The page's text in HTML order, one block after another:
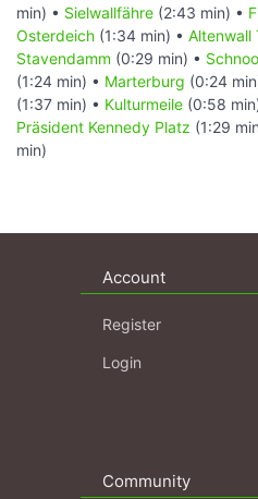
min) • Sielwallfähre (2:43 min) •
Osterdeich (1:34 min) • Altenwall
Stavendamm (0:29 min) •
(1:24 min) • Marterburg (0:24
(1:37 min) • Kulturmeile (0:58
Präsident Kennedy Platz (1:29
min)
Account
Register
Login
Community